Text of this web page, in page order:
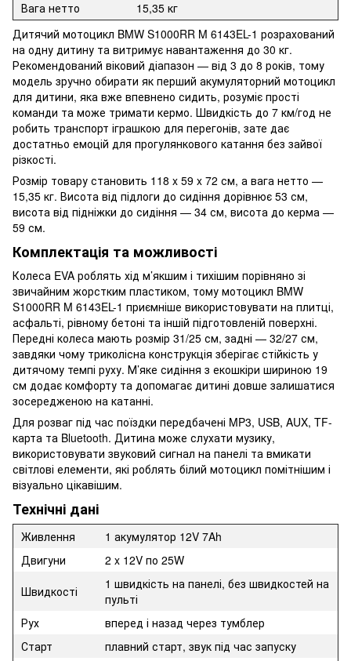
Вага нетто
15,35 кг
Дитячий мотоцикл BMW S1000RR M 6143EL-1 розрахований
на одну дитину та витримує навантаження до 30 кг.
Рекомендований віковий діапазон — від 3 до 8 років, тому
модель зручно обирати як перший акумуляторний мотоцикл
для дитини, яка вже впевнено сидить, розуміє прості
команди та може тримати кермо. Швидкість до 7 км/год не
робить транспорт іграшкою для перегонів, зате дає
достатньо емоцій для прогулянкового катання без зайвої
різкості.
Розмір товару становить 118 x 59 x 72 см, а вага нетто —
15,35 кг. Висота від підлоги до сидіння дорівнює 53 см,
висота від підніжки до сидіння — 34 см, висота до керма —
59 см.
Комплектація та можливості
Колеса EVA роблять хід м’якшим і тихішим порівняно зі
звичайним жорстким пластиком, тому мотоцикл BMW
S1000RR M 6143EL-1 приємніше використовувати на плитці,
асфальті, рівному бетоні та іншій підготовленій поверхні.
Передні колеса мають розмір 31/25 см, задні — 32/27 см,
завдяки чому триколісна конструкція зберігає стійкість у
дитячому темпі руху. М’яке сидіння з екошкіри шириною 19
см додає комфорту та допомагає дитині довше залишатися
зосередженою на катанні.
Для розваг під час поїздки передбачені MP3, USB, AUX, TF-
карта та Bluetooth. Дитина може слухати музику,
використовувати звуковий сигнал на панелі та вмикати
світлові елементи, які роблять білий мотоцикл помітнішим і
візуально цікавішим.
Технічні дані
Живлення
1 акумулятор 12V 7Ah
Двигуни
2 x 12V по 25W
Швидкості
1 швидкість на панелі, без швидкостей на
пульті
Рух
вперед і назад через тумблер
Старт
плавний старт, звук під час запуску